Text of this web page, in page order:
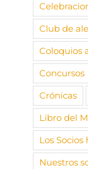
Club de
Coloquios
Concursos
Crónicas
Libro del
Los Socios
Nuestros